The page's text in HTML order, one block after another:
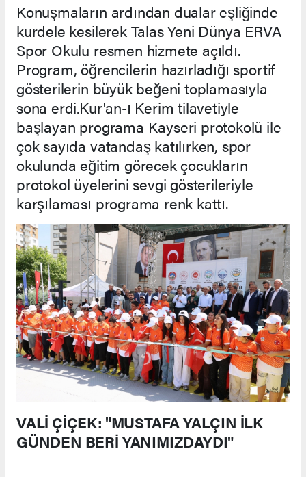
Konuşmaların ardından dualar eşliğinde
kurdele kesilerek Talas Yeni Dünya ERVA
Spor Okulu resmen hizmete açıldı.
Program, öğrencilerin hazırladığı sportif
gösterilerin büyük beğeni toplamasıyla
sona erdi.Kur'an-ı Kerim tilavetiyle
başlayan programa Kayseri protokolü ile
çok sayıda vatandaş katılırken, spor
okulunda eğitim görecek çocukların
protokol üyelerini sevgi gösterileriyle
karşılaması programa renk kattı.
VALİ ÇİÇEK: "MUSTAFA YALÇIN İLK
GÜNDEN BERİ YANIMIZDAYDI"